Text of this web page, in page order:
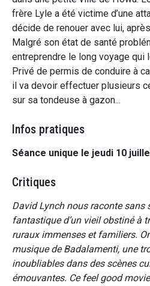
frère Lyle a été victime d’une
décide de renouer avec lui,
Malgré son état de santé
entreprendre le long voyage qui
Privé de permis de conduire à
il va devoir effectuer plusieurs
sur sa tondeuse à gazon...
Infos pratiques
Séance unique le jeudi 10
Critiques
David Lynch nous raconte sans
fantastique d’un vieil obstiné à
ruraux immenses et familiers.
musique de Badalamenti, une
inoubliables dans des scènes
émouvantes. Ce feel good